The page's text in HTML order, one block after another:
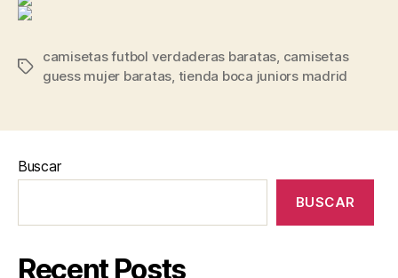
Etiquetas
camisetas futbol verdaderas baratas, camisetas
guess mujer baratas, tienda boca juniors madrid
Buscar
BUSCAR
Recent Posts